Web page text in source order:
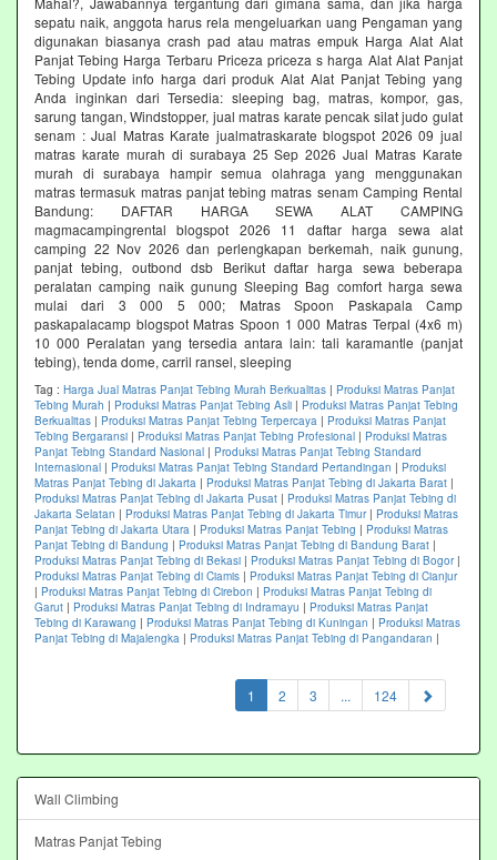
sepatu naik, anggota harus rela mengeluarkan uang Pengaman yang
digunakan biasanya crash pad atau matras empuk Harga Alat Alat
Panjat Tebing Harga Terbaru Priceza priceza s harga Alat Alat Panjat
Tebing Update info harga dari produk Alat Alat Panjat Tebing yang
Anda inginkan dari Tersedia: sleeping bag, matras, kompor, gas,
sarung tangan, Windstopper, jual matras karate pencak silat judo gulat
senam : Jual Matras Karate jualmatraskarate blogspot 2026 09 jual
matras karate murah di surabaya 25 Sep 2026 Jual Matras Karate
murah di surabaya hampir semua olahraga yang menggunakan
matras termasuk matras panjat tebing matras senam Camping Rental
Bandung: DAFTAR HARGA SEWA ALAT CAMPING
magmacampingrental blogspot 2026 11 daftar harga sewa alat
camping 22 Nov 2026 dan perlengkapan berkemah, naik gunung,
panjat tebing, outbond dsb Berikut daftar harga sewa beberapa
peralatan camping naik gunung Sleeping Bag comfort harga sewa
mulai dari 3 000 5 000; Matras Spoon Paskapala Camp
paskapalacamp blogspot Matras Spoon 1 000 Matras Terpal (4x6 m)
10 000 Peralatan yang tersedia antara lain: tali karamantle (panjat
tebing), tenda dome, carril ransel, sleeping
Tag : Harga Jual Matras Panjat Tebing Murah Berkualitas | Produksi Matras Panjat
Tebing Murah | Produksi Matras Panjat Tebing Asli | Produksi Matras Panjat Tebing
Berkualitas | Produksi Matras Panjat Tebing Terpercaya | Produksi Matras Panjat
Tebing Bergaransi | Produksi Matras Panjat Tebing Profesional | Produksi Matras
Panjat Tebing Standard Nasional | Produksi Matras Panjat Tebing Standard
Internasional | Produksi Matras Panjat Tebing Standard Pertandingan | Produksi
Matras Panjat Tebing di Jakarta | Produksi Matras Panjat Tebing di Jakarta Barat |
Produksi Matras Panjat Tebing di Jakarta Pusat | Produksi Matras Panjat Tebing di
Jakarta Selatan | Produksi Matras Panjat Tebing di Jakarta Timur| Produksi Matras
Panjat Tebing di Jakarta Utara | Produksi Matras Panjat Tebing | Produksi Matras
Panjat Tebing di Bandung | Produksi Matras Panjat Tebing di Bandung Barat |
Produksi Matras Panjat Tebing di Bekasi | Produksi Matras Panjat Tebing di Bogor|
Produksi Matras Panjat Tebing di Ciamis | Produksi Matras Panjat Tebing di Cianjur
| Produksi Matras Panjat Tebing di Cirebon | Produksi Matras Panjat Tebing di
Garut | Produksi Matras Panjat Tebing di Indramayu | Produksi Matras Panjat
Tebing di Karawang | Produksi Matras Panjat Tebing di Kuningan | Produksi Matras
Panjat Tebing di Majalengka | Produksi Matras Panjat Tebing di Pangandaran |
1 (current)
2 3 ... 124
Wall Climbing
Matras Panjat Tebing